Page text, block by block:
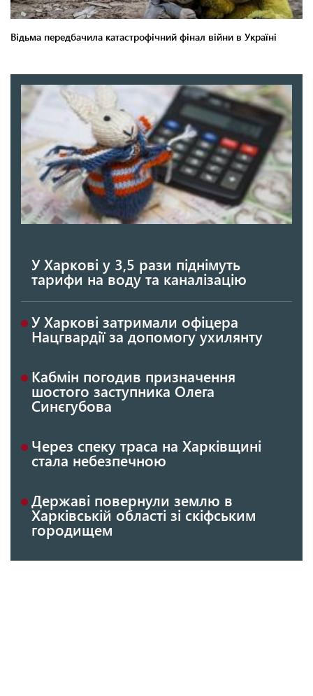
У Харкові у 3,5 рази піднімуть
тарифи на воду та каналізацію
У Харкові затримали офіцера
Нацгвардії за допомогу ухилянту
Кабмін погодив призначення
шостого заступника Олега
Синєгубова
Через спеку траса на Харківщині
стала небезпечною
Державі повернули землю в
Харківській області зі скіфським
городищем